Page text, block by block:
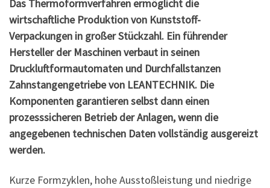
Das Thermoformverfahren ermöglicht die
wirtschaftliche Produktion von Kunststoff-
Verpackungen in großer Stückzahl. Ein führender
Hersteller der Maschinen verbaut in seinen
Druckluftformautomaten und Durchfallstanzen
Zahnstangengetriebe von LEANTECHNIK. Die
Komponenten garantieren selbst dann einen
prozesssicheren Betrieb der Anlagen, wenn die
angegebenen technischen Daten vollständig ausgereizt
werden.
Kurze Formzyklen, hohe Ausstoßleistung und niedrige